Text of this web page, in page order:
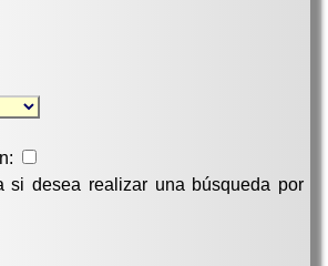
si desea realizar una búsqueda por